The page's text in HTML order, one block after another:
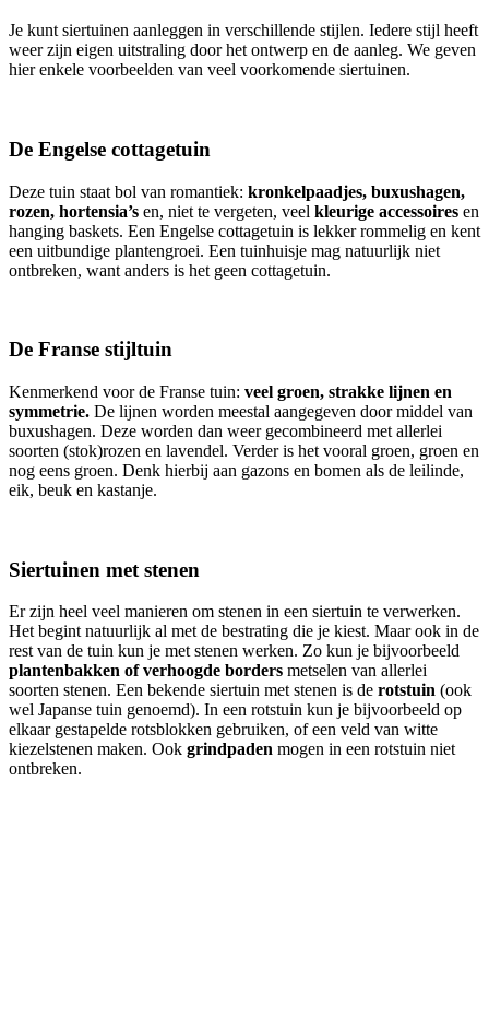
Je kunt siertuinen aanleggen in verschillende stijlen. Iedere stijl heeft
weer zijn eigen uitstraling door het ontwerp en de aanleg. We geven
hier enkele voorbeelden van veel voorkomende siertuinen.
De Engelse cottagetuin
Deze tuin staat bol van romantiek: kronkelpaadjes, buxushagen,
rozen, hortensia’s en, niet te vergeten, veel kleurige accessoires en
hanging baskets. Een Engelse cottagetuin is lekker rommelig en kent
een uitbundige plantengroei. Een tuinhuisje mag natuurlijk niet
ontbreken, want anders is het geen cottagetuin.
De Franse stijltuin
Kenmerkend voor de Franse tuin: veel groen, strakke lijnen en
symmetrie. De lijnen worden meestal aangegeven door middel van
buxushagen. Deze worden dan weer gecombineerd met allerlei
soorten (stok)rozen en lavendel. Verder is het vooral groen, groen en
nog eens groen. Denk hierbij aan gazons en bomen als de leilinde,
eik, beuk en kastanje.
Siertuinen met stenen
Er zijn heel veel manieren om stenen in een siertuin te verwerken.
Het begint natuurlijk al met de bestrating die je kiest. Maar ook in de
rest van de tuin kun je met stenen werken. Zo kun je bijvoorbeeld
plantenbakken of verhoogde borders metselen van allerlei
soorten stenen. Een bekende siertuin met stenen is de rotstuin (ook
wel Japanse tuin genoemd). In een rotstuin kun je bijvoorbeeld op
elkaar gestapelde rotsblokken gebruiken, of een veld van witte
kiezelstenen maken. Ook grindpaden mogen in een rotstuin niet
ontbreken.